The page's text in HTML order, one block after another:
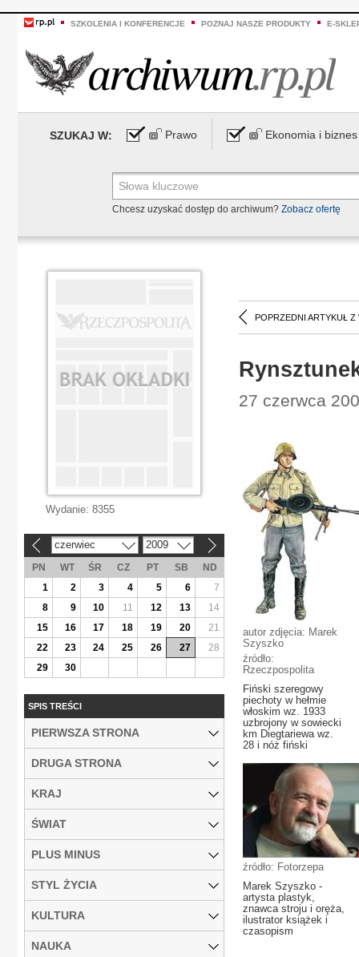
SZKOLENIA I KONFERENCJE POZNAJ NASZE PRODUKTY E-
SZUKAJ W: Prawo Ekonomia i biznes
Chcesz uzyskać dostęp do archiwum? Zobacz ofertę
POPRZEDNI ARTYKUŁ Z
27 czerwca
autor zdjęcia: Marek
Szyszko
źródło:
Rzeczpospolita
Fiński szeregowy
piechoty w hełmie
włoskim wz. 1933
uzbrojony w sowiecki
km Diegtariewa wz.
28 i nóż fiński
źródło: Fotorzepa
Marek Szyszko -
artysta plastyk,
znawca stroju i oręża,
ilustrator książek i
czasopism
Wydanie: 8355
czerwiec 2009
PN WT ŚR CZ PT SB
ND
1
2 3 4 5 6
7
8
9 10 11 12 13
14
15
16 17 18 19 20
21
22
23 24 25 26 27
28
29
30
SPIS TREŚCI
PIERWSZA STRONA
DRUGA STRONA
KRAJ
ŚWIAT
PLUS MINUS
STYL ŻYCIA
KULTURA
NAUKA